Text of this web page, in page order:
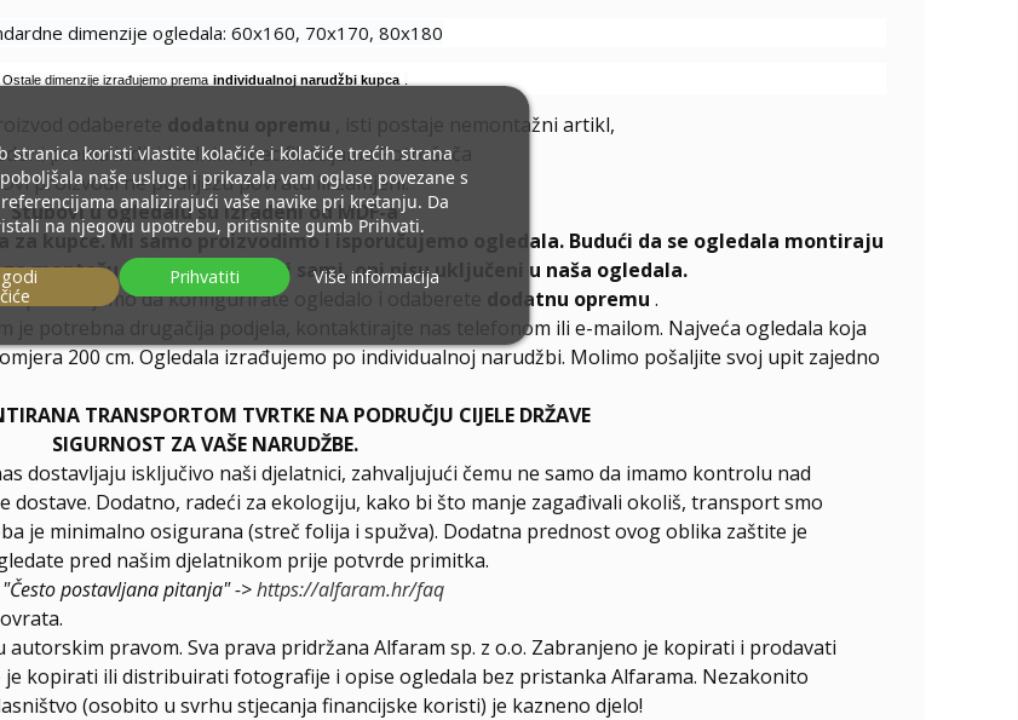
dimenzije ogledala: 60x160, 70x170, 80x180
Ostale dimenzije izrađujemo prema individualnoj narudžbi kupca
odaberete
, isti postaje nemontažni artikl,
prema individualnim specifikacijama Potrošača
Ovi proizvodi ne podliježu povratu ili zamjeni.
Stubovi u ogledalu su izrađeni od MDF-a
kupce. Mi samo proizvodimo i isporučujemo ogledala. Budući da se ogledala montiraju
montažu morate osigurati sami, oni nisu uključeni u naša ogledala.
da konfigurirate ogledalo i odaberete
dodatnu opremu .
je potrebna drugačija podjela, kontaktirajte nas telefonom ili e-mailom. Najveća ogledala koja
200 cm. Ogledala izrađujemo po individualnoj narudžbi. Molimo pošaljite svoj upit zajedno
TRANSPORTOM TVRTKE NA PODRUČJU CIJELE DRŽAVE
SIGURNOST ZA VAŠE NARUDŽBE.
dostavljaju isključivo naši djelatnici, zahvaljujući čemu ne samo da imamo kontrolu nad
Dodatno, radeći za ekologiju, kako bi što manje zagađivali okoliš, transport smo
je minimalno osigurana (streč folija i spužva). Dodatna prednost ovog oblika zaštite je
pred našim djelatnikom prije potvrde primitka.
postavljana pitanja" ->https://alfaram.hr/faq
pravom. Sva prava pridržana Alfaram sp. z o.o. Zabranjeno je kopirati i prodavati
kopirati ili distribuirati fotografije i opise ogledala bez pristanka Alfarama. Nezakonito
(osobito u svrhu stjecanja financijske koristi) je kazneno djelo!
stranica koristi vlastite kolačiće i kolačiće trećih strana
naše usluge i prikazala vam oglase povezane s
analizirajući vaše navike pri kretanju. Da
na njegovu upotrebu, pritisnite gumb Prihvati.
Više informacija
Prihvatiti